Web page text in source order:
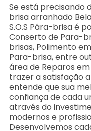
Se está precisando
brisa arranhado
S.O.S Pára-brisa é
Conserto de Para-
brisas, Polimento
Para-brisa, entre
área de Reparos
trazer a satisfação
entende que sua
confiança de cada
através do
modernos e
Desenvolvemos